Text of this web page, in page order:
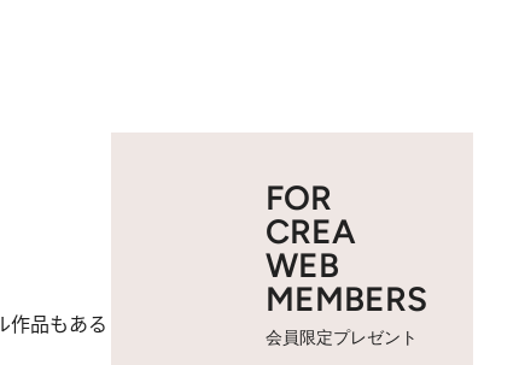
作品もある
FOR
CREA
WEB
MEMBERS
会員限定プレゼント